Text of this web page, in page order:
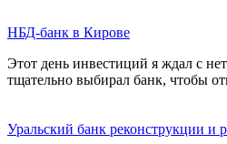
НБД-банк в Кирове
Этот день инвестиций я ждал с
тщательно выбирал банк, чтобы
Уральский банк реконструкции и